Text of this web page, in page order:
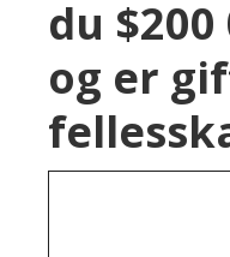
du
og er